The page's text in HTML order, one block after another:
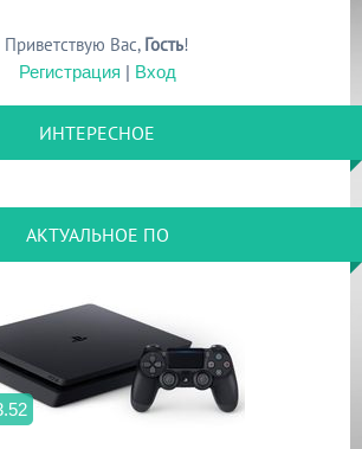
Приветствую Вас, Гость!
Регистрация | Вход
ИНТЕРЕСНОЕ
АКТУАЛЬНОЕ ПО